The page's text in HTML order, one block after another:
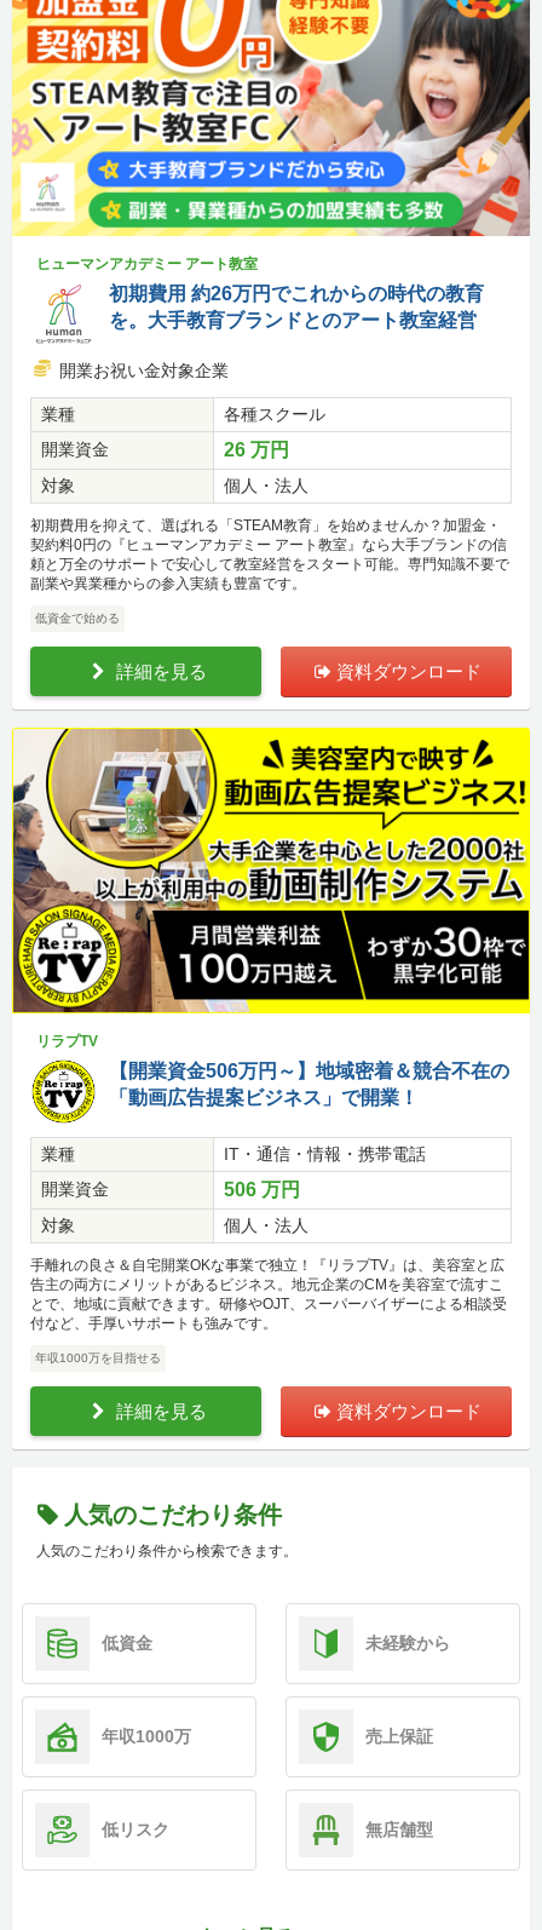
ヒューマンアカデミー アート教室
初期費用 約26万円でこれからの時代の教育
を。大手教育ブランドとのアート教室経営
開業お祝い金対象企業
業種
各種スクール
開業資金
26 万円
対象 個人・法人
初期費用を抑えて、選ばれる「STEAM教育」を始めませんか？加盟金・
契約料0円の『ヒューマンアカデミー アート教室』なら大手ブランドの信
頼と万全のサポートで安心して教室経営をスタート可能。専門知識不要で
副業や異業種からの参入実績も豊富です。
低資金で始める
詳細を見る 資料ダウンロード
リラプTV
【開業資金506万円～】地域密着＆競合不在の
「動画広告提案ビジネス」で開業！
業種
IT・通信・情報・携帯電話
開業資金
506 万円
対象 個人・法人
手離れの良さ＆自宅開業OKな事業で独立！『リラプTV』は、美容室と広
告主の両方にメリットがあるビジネス。地元企業のCMを美容室で流すこ
とで、地域に貢献できます。研修やOJT、スーパーバイザーによる相談受
付など、手厚いサポートも強みです。
年収1000万を目指せる
詳細を見る 資料ダウンロード
人気のこだわり条件
人気のこだわり条件から検索できます。
低資金 未経験から
年収1000万 売上保証
低リスク 無店舗型